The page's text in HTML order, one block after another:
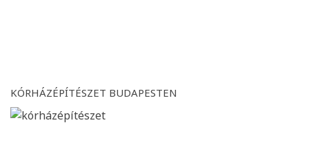
KÓRHÁZÉPÍTÉSZET BUDAPESTEN